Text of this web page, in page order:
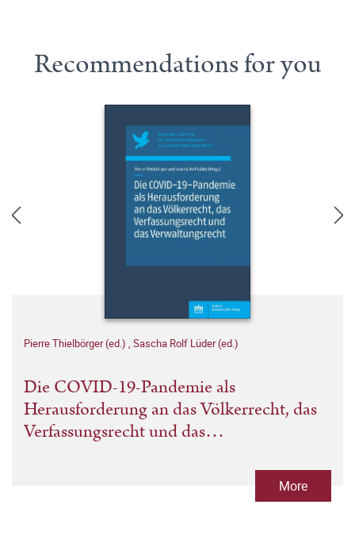
Recommendations for you
Pierre Thielbörger (ed.) , Sascha Rolf Lüder (ed.)
Die COVID-19-Pandemie als
Herausforderung an das Völkerrecht, das
Verfassungsrecht und das
More